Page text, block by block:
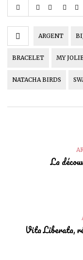
ARGENT
BRACELET MY
NATACHA BIRDS
La
Vita Liberata,